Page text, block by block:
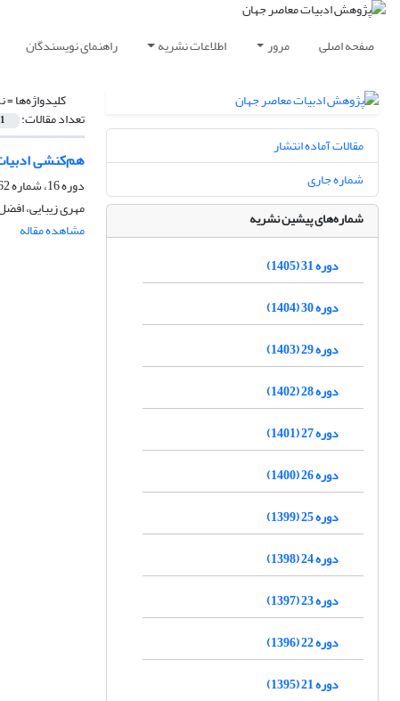
صفحه اصلی مرور اطلاعات نشریه راهنمای نویسندگان
کلیدواژه‌ها =
تعداد مقالات: 1
هم‌کنشی
دوره 16، شماره 62، تابستان 1390، صفحه
مهری زیبایی،
مشاهده مقاله
مقالات آماده انتشار
شماره جاری
شماره‌های پیشین نشریه
دوره 31 (1405)
دوره 30 (1404)
دوره 29 (1403)
دوره 28 (1402)
دوره 27 (1401)
دوره 26 (1400)
دوره 25 (1399)
دوره 24 (1398)
دوره 23 (1397)
دوره 22 (1396)
دوره 21 (1395)